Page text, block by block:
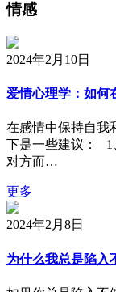
情感
2024年2月10日
爱情心理学：如何
在感情中保持自我
下是一些建议： 1
对方而…
更多
2024年2月8日
为什么我总是陷入